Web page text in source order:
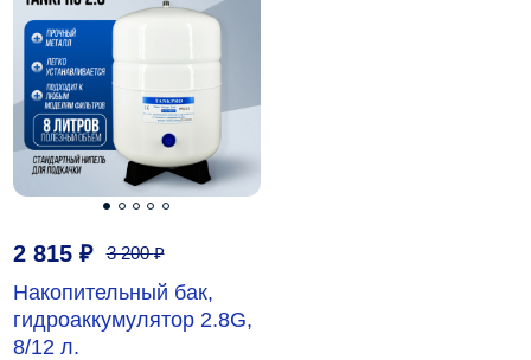
2 815 ₽ 3 200₽
Накопительный бак,
гидроаккумулятор 2.8G,
8/12 л.